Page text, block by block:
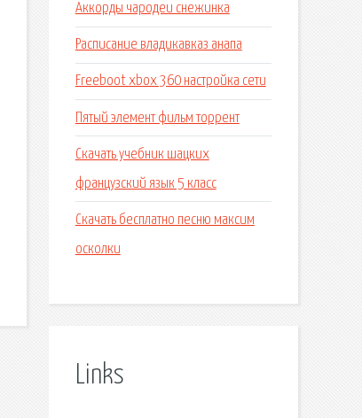
Аккорды чародеи снежинка
Расписание владикавказ анапа
Freeboot xbox 360 настройка сети
Пятый элемент фильм торрент
Скачать учебник шацких
французский язык 5 класс
Скачать бесплатно песню максим
осколки
Links